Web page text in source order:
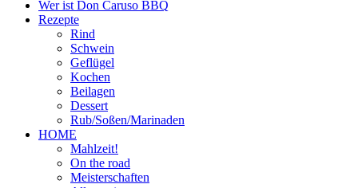
Wer ist Don Caruso BBQ
Rezepte
Rind
Schwein
Geflügel
Kochen
Beilagen
Dessert
Rub/Soßen/Marinaden
HOME
Mahlzeit!
On the road
Meisterschaften